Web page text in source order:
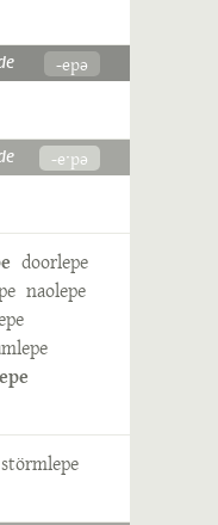
-epə
-eˑpə
doorlepe
naolepe
störmlepe